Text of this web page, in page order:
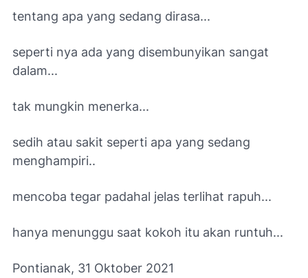
tentang apa yang sedang dirasa...
seperti nya ada yang disembunyikan sangat
dalam...
tak mungkin menerka...
sedih atau sakit seperti apa yang sedang
menghampiri..
mencoba tegar padahal jelas terlihat rapuh...
hanya menunggu saat kokoh itu akan runtuh...
Pontianak, 31 Oktober 2021